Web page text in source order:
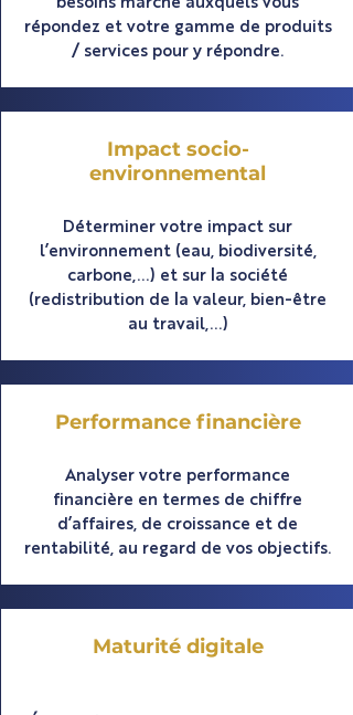
besoins marché auxquels vous
répondez et votre gamme de produits
/ services pour y répondre.
Impact socio-
environnemental
Déterminer votre impact sur
l’environnement (eau, biodiversité,
carbone,...) et sur la société
(redistribution de la valeur, bien-être
au travail,...)
Performance financière
Analyser votre performance
financière en termes de chiffre
d’affaires, de croissance et de
rentabilité, au regard de vos objectifs.
Maturité digitale